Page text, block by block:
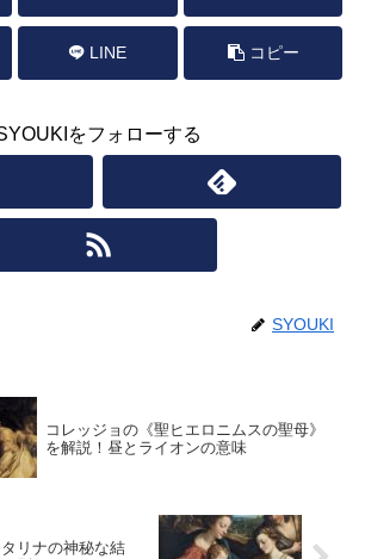
LINE コピー
をフォローする
SYOUKI
コレッジョの《聖ヒエロニムスの聖母》
を解説！昼とライオンの意味
リナの神秘な結